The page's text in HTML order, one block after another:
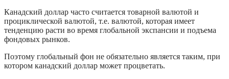
Канадский доллар часто считается товарной валютой и
проциклической валютой, т.е. валютой, которая имеет
тенденцию расти во время глобальной экспансии и подъема
фондовых рынков.
Поэтому глобальный фон не обязательно является таким, при
котором канадский доллар может процветать.